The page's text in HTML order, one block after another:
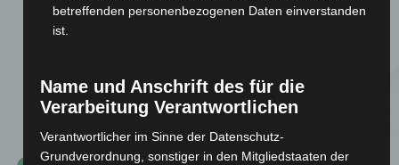
Die TSG Ailingen nahm das 13-köpfige Frauenteam
4. Juli 1964
betreffenden personenbezogenen Daten einverstanden
ist.
Name und Anschrift des für die
Verarbeitung Verantwortlichen
Verantwortlicher im Sinne der Datenschutz-
Grundverordnung, sonstiger in den Mitgliedstaaten der